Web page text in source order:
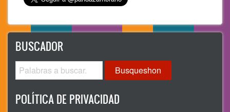
BUSCADOR
Busqueshon
POLÍTICA DE PRIVACIDAD